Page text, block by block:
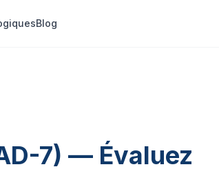
Blog
7) — Évaluez